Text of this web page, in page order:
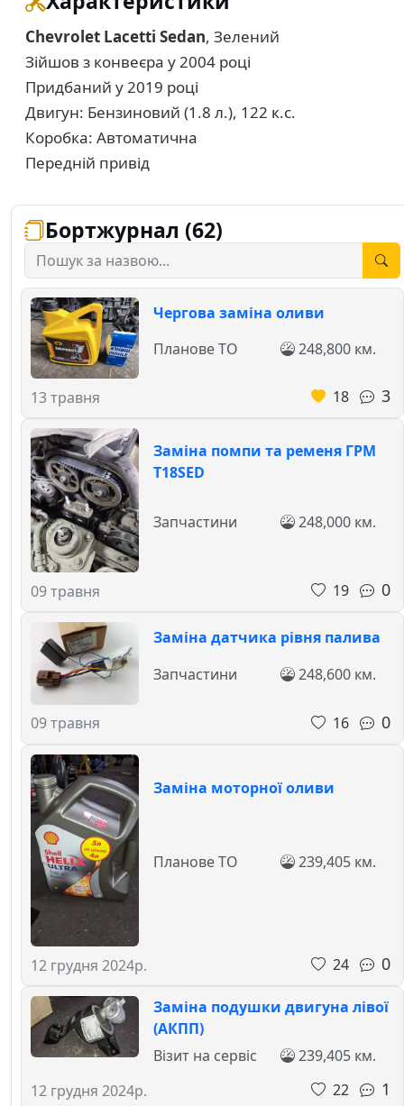
Chevrolet Lacetti Sedan, Зелений
Зійшов з конвеєра у 2004 році
Придбаний у 2019 році
Двигун: Бензиновий (1.8 л.), 122 к.с.
Коробка: Автоматична
Передній привід
Бортжурнал (62)
Чергова заміна оливи
13 травня
Планове ТО 248,800 км.
18 3
Заміна помпи та ременя ГРМ
T18SED
09 травня
Запчастини 248,000 км.
19 0
Заміна датчика рівня палива
09 травня
Запчастини 248,600 км.
16 0
Заміна моторної оливи
12 грудня 2024р.
Планове ТО 239,405 км.
24 0
Заміна подушки двигуна лівої
(АКПП)
12 грудня 2024р.
Візит на сервіс
239,405 км.
22
1